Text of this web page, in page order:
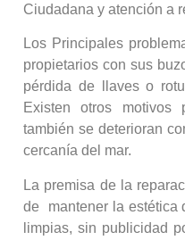
Ciudadana y atención
Los Principales
propietarios con sus
pérdida de llaves o
Existen otros
también se deterioran
cercanía del mar.
La premisa de la
de mantener la estética
limpias, sin publicidad